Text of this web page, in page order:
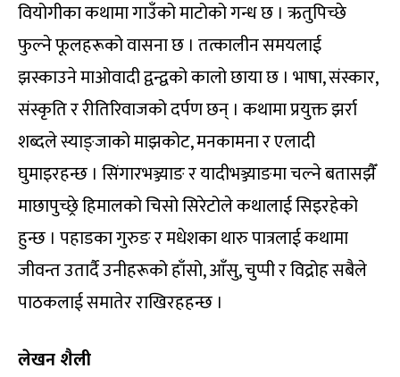
वियोगीका कथामा गाउँको माटोको गन्ध छ । ऋतुपिच्छे
फुल्ने फूलहरूको वासना छ । तत्कालीन समयलाई
झस्काउने माओवादी द्वन्द्वको कालो छाया छ । भाषा, संस्कार,
संस्कृति र रीतिरिवाजको दर्पण छन् । कथामा प्रयुक्त झर्रा
शब्दले स्याङ्जाको माझकोट, मनकामना र एलादी
घुमाइरहन्छ । सिंगारभञ्ज्याङ र यादीभञ्ज्याङमा चल्ने बतासझैँ
माछापुच्छ्रे हिमालको चिसो सिरेटोले कथालाई सिइरहेको
हुन्छ । पहाडका गुरुङ र मधेशका थारु पात्रलाई कथामा
जीवन्त उतार्दै उनीहरूको हाँसो, आँसु, चुप्पी र विद्रोह सबैले
पाठकलाई समातेर राखिरहहन्छ ।
लेखन शैली